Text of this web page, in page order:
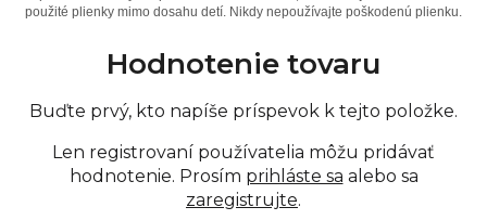
použité plienky mimo dosahu detí. Nikdy nepoužívajte poškodenú plienku.
Hodnotenie tovaru
Buďte prvý, kto napíše príspevok k tejto položke.
Len registrovaní používatelia môžu pridávať
hodnotenie. Prosím prihláste sa alebo sa
zaregistrujte.